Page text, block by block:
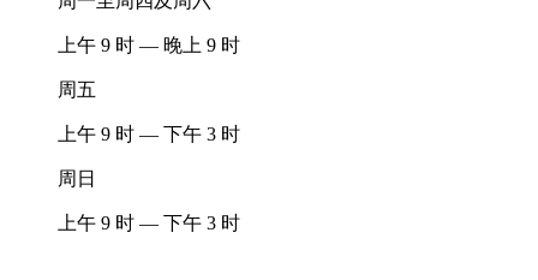
上午 9 时 — 晚上 9 时
周五
上午 9 时 — 下午 3 时
周日
上午 9 时 — 下午 3 时